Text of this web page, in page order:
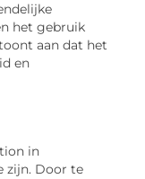
het gebruik
aan dat het
en
in
zijn. Door te